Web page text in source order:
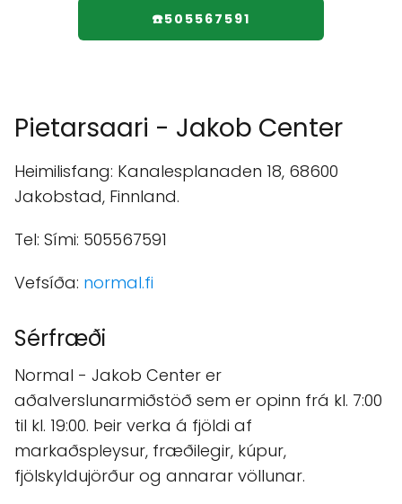
☎️505567591
Pietarsaari - Jakob Center
Heimilisfang: Kanalesplanaden 18, 68600
Jakobstad, Finnland.
Tel: Sími: 505567591
Vefsíða: normal.fi
Sérfræði
Normal - Jakob Center er
aðalverslunarmiðstöð sem er opinn frá kl. 7:00
til kl. 19:00. Þeir verka á fjöldi af
markaðspleysur, fræðilegir, kúpur,
fjölskyldujörður og annarar völlunar.